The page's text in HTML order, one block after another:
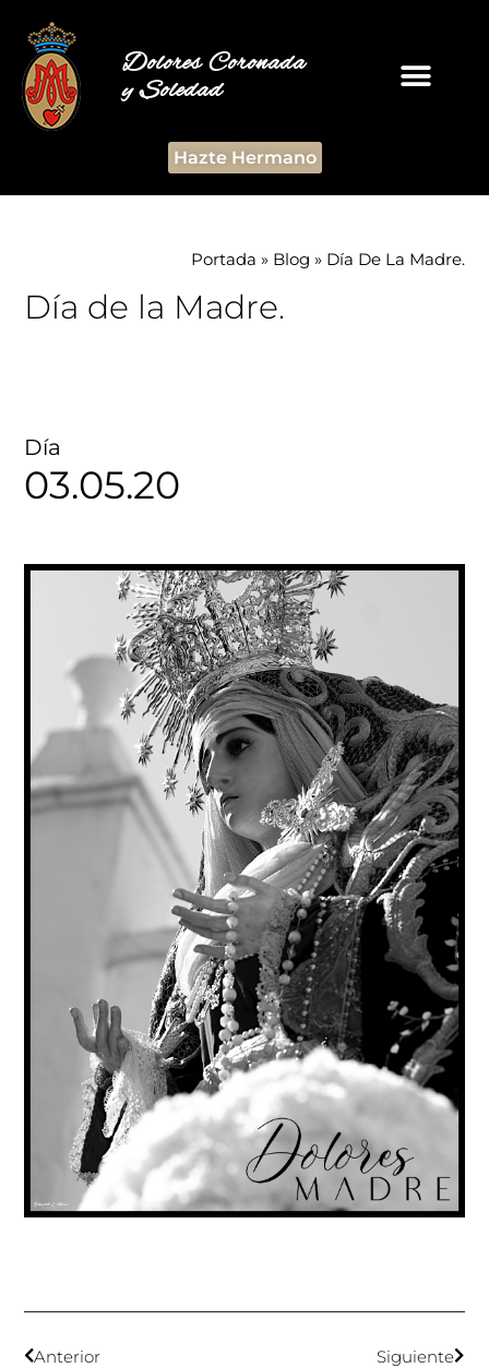
Dolores Coronada
y Soledad
Hazte Hermano
Portada » Blog » Día De La Madre.
Día de la Madre.
Día
03.05.20
Anterior Siguiente